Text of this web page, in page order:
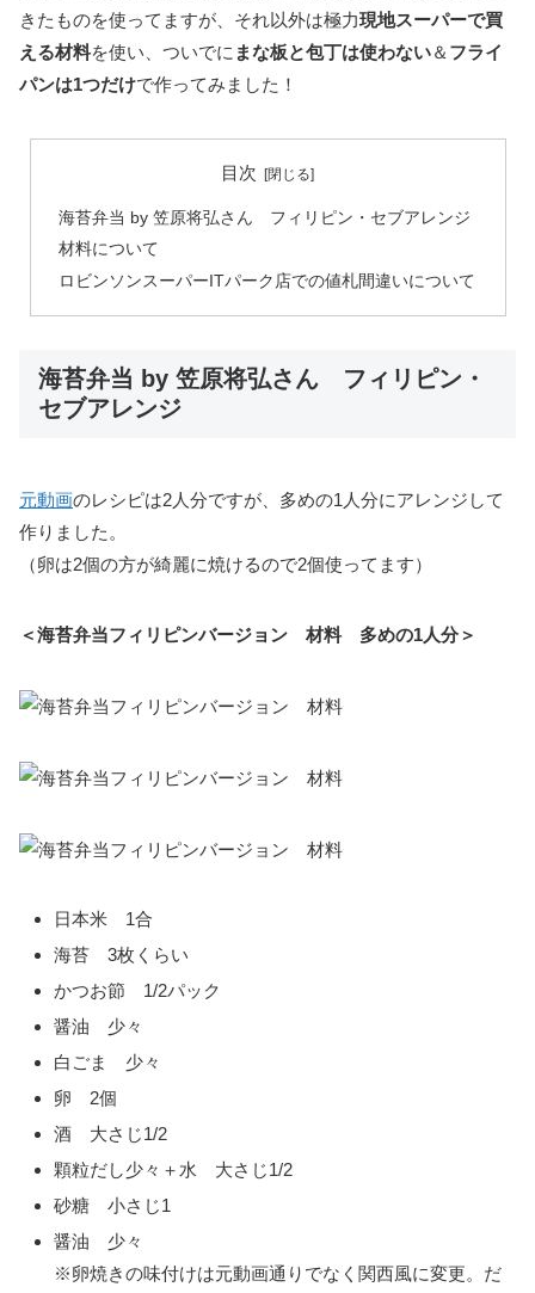
きたものを使ってますが、それ以外は極力現地スーパーで買
える材料を使い、ついでに まな板と包丁は使わない＆フライ
パンは1つだけで作ってみました！
目次
海苔弁当 by 笠原将弘さん フィリピン・セブアレンジ
材料について
ロビンソンスーパーITパーク店での値札間違いについて
海苔弁当 by 笠原将弘さん フィリピン・
セブアレンジ
元動画のレシピは2人分ですが、多めの1人分にアレンジして
作りました。
（卵は2個の方が綺麗に焼けるので2個使ってます）
＜海苔弁当フィリピンバージョン 材料 多めの1人分＞
日本米 1合
海苔 3枚くらい
かつお節 1/2パック
醤油 少々
白ごま 少々
卵 2個
酒 大さじ1/2
顆粒だし少々＋水 大さじ1/2
砂糖 小さじ1
醤油 少々
※卵焼きの味付けは元動画通りでなく関西風に変更。だ